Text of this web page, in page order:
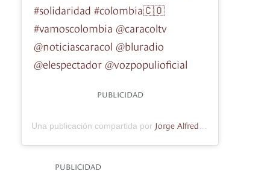
#solidaridad #colombia🇨🇴
#vamoscolombia @caracoltv
@noticiascaracol @bluradio
@elespectador @vozpopulioficial
PUBLICIDAD
Una publicación compartida por Jorge Alfredo Vargas A.
PUBLICIDAD